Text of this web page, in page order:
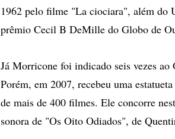
1962 pelo filme "La ciociara", além do
prêmio Cecil B DeMille do Globo de
Já Morricone foi indicado seis vezes
Porém, em 2007, recebeu uma
de mais de 400 filmes. Ele concorre
sonora de "Os Oito Odiados", de